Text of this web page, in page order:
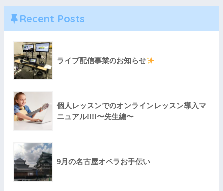
Recent Posts
ライブ配信事業のお知らせ
個人レッスンでのオンラインレッスン導入マ
ニュアル!!!!〜先生編〜
9月の名古屋オペラお手伝い